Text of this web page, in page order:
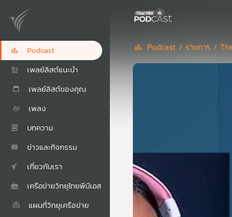
Podcast
เพลย์ลิสต์แนะนำ
เพลย์ลิสต์ของคุณ
เพลง
บทความ
ข่าวและกิจกรรม
เกี่ยวกับเรา
เครือข่ายวิทยุไทยพีบีเอส
แผนที่วิทยุเครือข่าย
Podcast / รายการ /